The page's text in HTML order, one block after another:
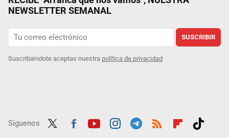
NEWSLETTER SEMANAL
SUSCRIBIR
Suscribiéndote aceptas nuestra política de privacidad
Síguenos